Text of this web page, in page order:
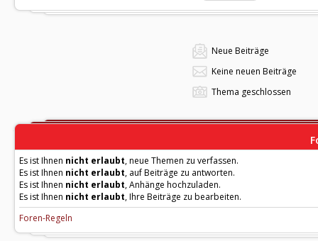
Neue Beiträge
Keine neuen Beiträge
Thema geschlossen
Es ist Ihnen nicht erlaubt, neue Themen zu verfassen.
Es ist Ihnen nicht erlaubt, auf Beiträge zu antworten.
Es ist Ihnen nicht erlaubt, Anhänge hochzuladen.
Es ist Ihnen nicht erlaubt, Ihre Beiträge zu bearbeiten.
Foren-Regeln